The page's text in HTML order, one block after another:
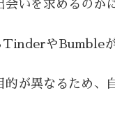
いを求めるのか
やBumbleが
が異なるため、